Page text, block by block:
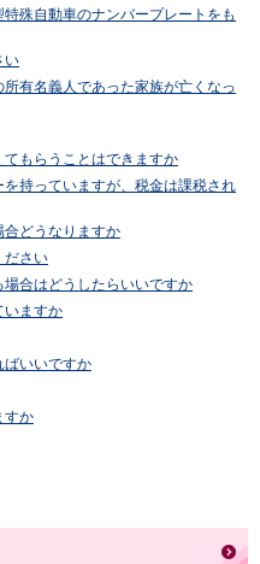
殊自動車のナンバープレートをも
い
有名義人であった家族が亡くなっ
もらうことはできますか
持っていますが、税金は課税され
どうなりますか
ださい
合はどうしたらいいですか
いますか
ばいいですか
すか